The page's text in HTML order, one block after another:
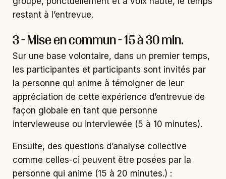
restant à l’entrevue.
3 - Mise en commun - 15 à 30 min.
Sur une base volontaire, dans un premier temps,
les participantes et participants sont invités par
la personne qui anime à témoigner de leur
appréciation de cette expérience d’entrevue de
façon globale en tant que personne
intervieweuse ou interviewée (5 à 10 minutes).
Ensuite, des questions d’analyse collective
comme celles-ci peuvent être posées par la
personne qui anime (15 à 20 minutes.) :